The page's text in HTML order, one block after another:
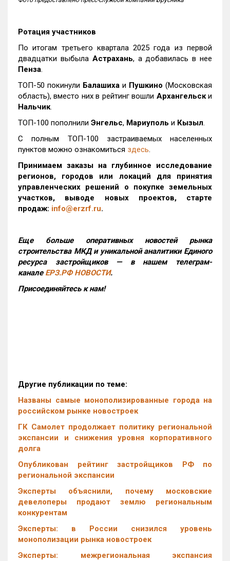
Ротация участников
По итогам третьего квартала 2025 года из первой
двадцатки выбыла Астрахань, а добавилась в нее
Пенза.
ТОП-50 покинули Балашиха и Пушкино (Московская
область), вместо них в рейтинг вошли Архангельски
Нальчик.
ТОП-100 пополнили Энгельс, Мариуполь и Кызыл.
С полным ТОП-100 застраиваемых населенных
пунктов можно ознакомиться здесь.
Принимаем заказы на глубинное исследование
регионов, городов или локаций для принятия
управленческих решений о покупке земельных
участков, выводе новых проектов, старте
продаж: info@erzrf.ru.
Еще больше оперативных новостей рынка
строительства МКД и уникальной аналитики Единого
ресурса застройщиков — в нашем телеграм-
канале ЕРЗ.РФ НОВОСТИ.
Присоединяйтесь к нам!
Другие публикации по теме:
Названы самые монополизированные города на
российском рынке новостроек
ГК Самолет продолжает политику региональной
экспансии и снижения уровня корпоративного
долга
Опубликован рейтинг застройщиков РФ по
региональной экспансии
Эксперты объяснили, почему московские
девелоперы продают землю региональным
конкурентам
Эксперты: в России снизился уровень
монополизации рынка новостроек
Эксперты: межрегиональная экспансия